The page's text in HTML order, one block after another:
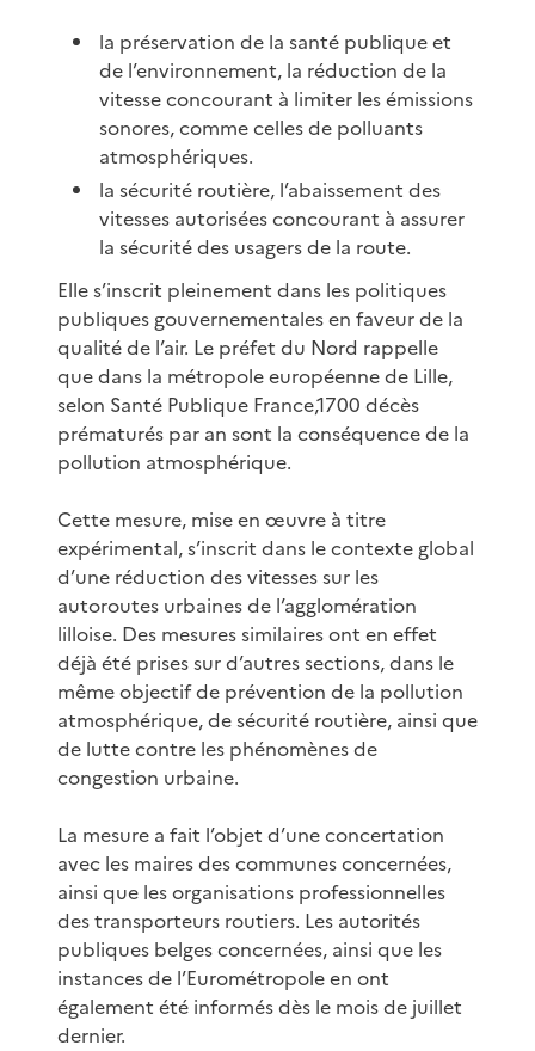
la préservation de la santé publique et
de l’environnement, la réduction de la
vitesse concourant à limiter les émissions
sonores, comme celles de polluants
atmosphériques.
la sécurité routière, l’abaissement des
vitesses autorisées concourant à assurer
la sécurité des usagers de la route.
Elle s’inscrit pleinement dans les politiques
publiques gouvernementales en faveur de la
qualité de l’air. Le préfet du Nord rappelle
que dans la métropole européenne de Lille,
selon Santé Publique France,1700 décès
prématurés par an sont la conséquence de la
pollution atmosphérique.
Cette mesure, mise en œuvre à titre
expérimental, s’inscrit dans le contexte global
d’une réduction des vitesses sur les
autoroutes urbaines de l’agglomération
lilloise. Des mesures similaires ont en effet
déjà été prises sur d’autres sections, dans le
même objectif de prévention de la pollution
atmosphérique, de sécurité routière, ainsi que
de lutte contre les phénomènes de
congestion urbaine.
La mesure a fait l’objet d’une concertation
avec les maires des communes concernées,
ainsi que les organisations professionnelles
des transporteurs routiers. Les autorités
publiques belges concernées, ainsi que les
instances de l’Eurométropole en ont
également été informés dès le mois de juillet
dernier.